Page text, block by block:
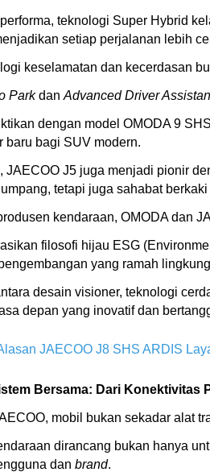
teknologi Super Hybrid
setiap perjalanan lebih
keselamatan dan kecerdasan
Parkdan Advanced Driver
dengan model OMODA 9
baru bagi SUV modern.
JAECOO J5 juga menjadi pionir
tetapi juga sahabat berkaki
kendaraan, OMODA dan
filosofi hijau ESG
yang ramah
desain visioner, teknologi
depan yang inovatif dan
JAECOO J8 SHS ARDIS
Bersama: Dari Konektivitas
mobil bukan sekadar alat
dirancang bukan hanya
dan brand.